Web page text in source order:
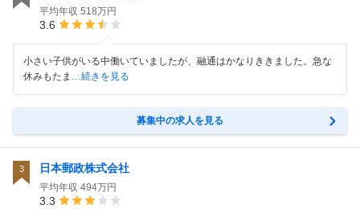
平均年収 518万円
3.6
小さい子供がいる中働いていましたが、融通はかなりききました。急な
休みもたま …続きを見る
募集中の求人を見る
3 日本郵政株式会社
平均年収 494万円
3.3